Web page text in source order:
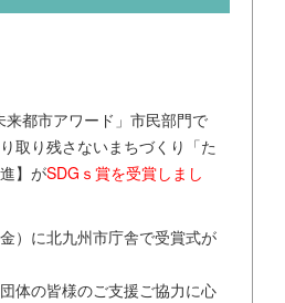
来都市アワード」市民部門で
取り残さないまちづくり「た
】がSDGｓ賞を受賞しまし
）に北九州市庁舎で受賞式が
体の皆様のご支援ご協力に心